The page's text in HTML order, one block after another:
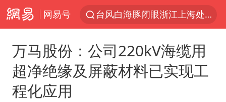
网易号
台风白海豚闭眼浙江上海处于危险半圆
“China Cool”火了，老外爱上中国避暑游
万马股份：公司220kV海缆用
超净绝缘及屏蔽材料已实现工
程化应用